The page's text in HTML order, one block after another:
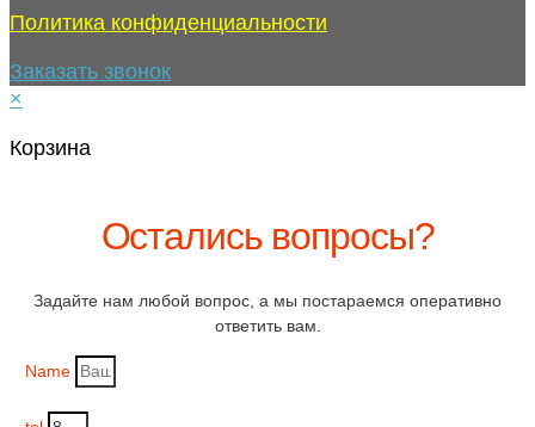
Политика конфиденциальности
Заказать звонок
×
Корзина
Остались вопросы?
Задайте нам любой вопрос, а мы постараемся оперативно
ответить вам.
Name